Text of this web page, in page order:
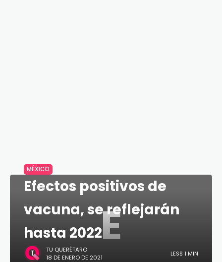
E
MÉXICO
Efectos positivos de
vacuna, se reflejarán
hasta 2022
TU QUERÉTARO
18 DE ENERO DE 2021
LESS 1 MIN